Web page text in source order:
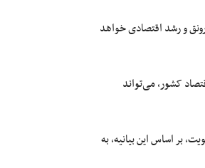
و رشد اقتصادی خواهد
کشور، می‌تواند
بر اساس این بیانیه، به